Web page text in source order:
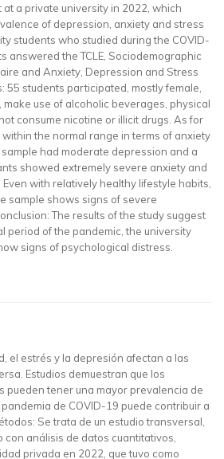
a private university in 2022, which
of depression, anxiety and stress
students who studied during the COVID-
answered the TCLE, Sociodemographic
and Anxiety, Depression and Stress
55 students participated, mostly female,
use of alcoholic beverages, physical
consume nicotine or illicit drugs. As for
the normal range in terms of anxiety
had moderate depression and a
showed extremely severe anxiety and
with relatively healthy lifestyle habits,
sample shows signs of severe
The results of the study suggest
period of the pandemic, the university
signs of psychological distress.
el estrés y la depresión afectan a las
Estudios demuestran que los
pueden tener una mayor prevalencia de
de COVID-19 puede contribuir a
Se trata de un estudio transversal,
análisis de datos cuantitativos,
privada en 2022, que tuvo como